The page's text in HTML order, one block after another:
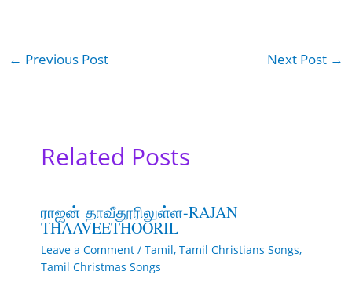
← Previous Post Next Post →
Related Posts
ராஜன் தாவீதூரிலுள்ள-RAJAN
THAAVEETHOORIL
Leave a Comment / Tamil, Tamil Christians Songs,
Tamil Christmas Songs